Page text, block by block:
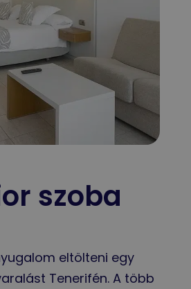
szoba
eltölteni egy
Tenerifén. A több